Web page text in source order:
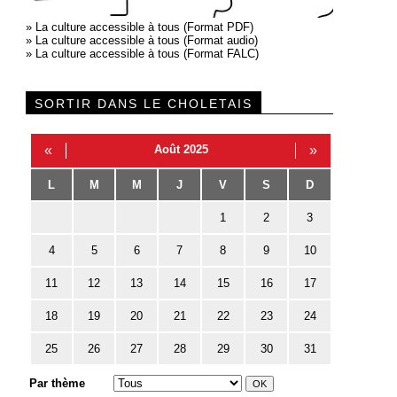
» La culture accessible à tous (Format PDF)
» La culture accessible à tous (Format audio)
» La culture accessible à tous (Format FALC)
SORTIR DANS LE CHOLETAIS
« Août 2025 »
L M M J V S D
1 2 3
4 5 6 7 8 9 10
11 12 13 14 15 16 17
18 19 20 21 22 23 24
25 26 27 28 29 30 31
Par thème